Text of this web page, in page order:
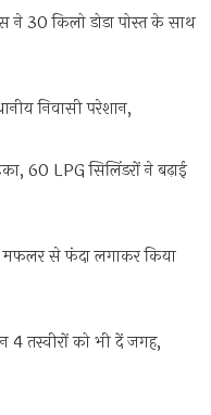
ने 30 किलो डोडा पोस्त के साथ
निवासी परेशान,
60 LPG सिलिंडरों ने बढ़ाई
मफलर से फंदा लगाकर किया
4 तस्वीरों को भी दें जगह,